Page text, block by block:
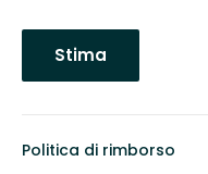
Stima
Politica di rimborso